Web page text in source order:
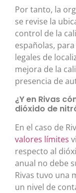
Por tanto, la
se revise la
control de la
españolas,
legales de
mejora de la
presencia de
¿Y en Rivas
dióxido de
En el caso de
valores límites
respecto al
anual no debe
Rivas tuvo una
un nivel de